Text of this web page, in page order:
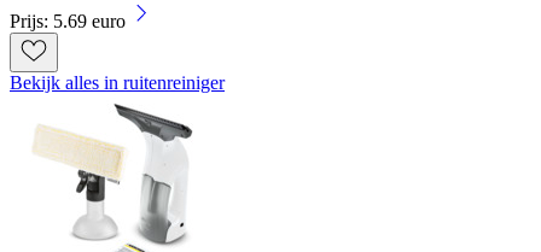
Prijs: 5.69 euro
Bekijk alles in ruitenreiniger